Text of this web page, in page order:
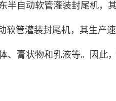
自动软管灌装封尾机，
管灌装封尾机，其生产速
膏状物和乳液等。因此